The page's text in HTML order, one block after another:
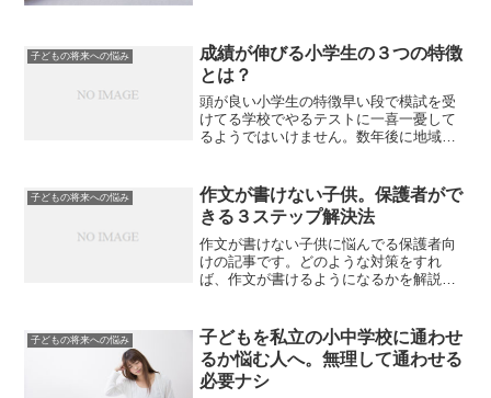
う答えますか。悩ましい問...
子どもの将来への悩み
成績が伸びる小学生の３つの特徴
とは？
頭が良い小学生の特徴早い段で模試を受
けてる学校でやるテストに一喜一憂して
るようではいけません。数年後に地域で
試ではなく、地域密着型の大きな模試で
す。中学生が高校受験す...
子どもの将来への悩み
作文が書けない子供。保護者がで
きる３ステップ解決法
作文が書けない子供に悩んでる保護者向
けの記事です。どのような対策をすれ
ば、作文が書けるようになるかを解説し
て話します。何もしなくても作文がスラ
スラ書ける子もいれば、ずーと...
子どもの将来への悩み
子どもを私立の小中学校に通わせ
るか悩む人へ。無理して通わせる
必要ナシ